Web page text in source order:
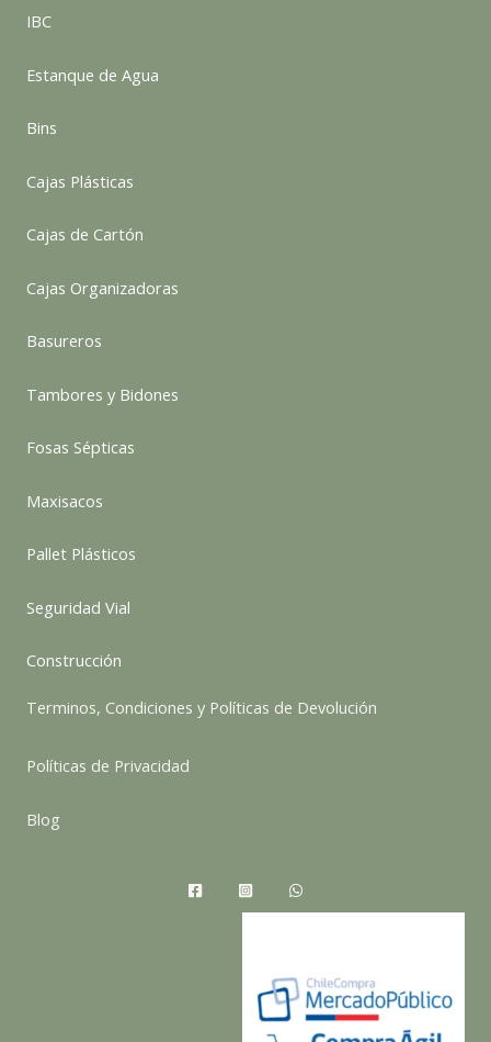
IBC
Estanque de Agua
Bins
Cajas Plásticas
Cajas de Cartón
Cajas Organizadoras
Basureros
Tambores y Bidones
Fosas Sépticas
Maxisacos
Pallet Plásticos
Seguridad Vial
Construcción
Terminos, Condiciones y Políticas de Devolución
Políticas de Privacidad
Blog